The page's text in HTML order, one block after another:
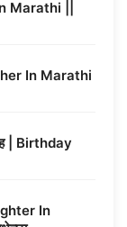
Marathi ||
In Marathi
| Birthday
In